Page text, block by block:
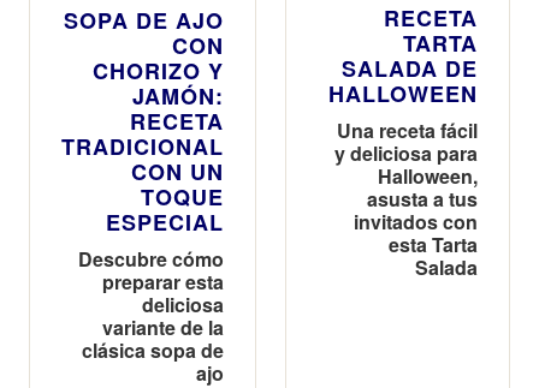
SOPA DE AJO
CON
CHORIZO Y
JAMÓN:
RECETA
TRADICIONAL
CON UN
TOQUE
ESPECIAL
Descubre cómo
preparar esta
deliciosa
variante de la
clásica sopa de
ajo
RECETA
TARTA
SALADA DE
HALLOWEEN
Una receta fácil
y deliciosa para
Halloween,
asusta a tus
invitados con
esta Tarta
Salada